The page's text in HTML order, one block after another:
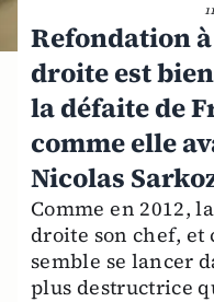
Refondation
droite est
la défaite de
comme elle
Nicolas
Comme en 2012,
droite son chef, et
semble se lancer
plus destructrice